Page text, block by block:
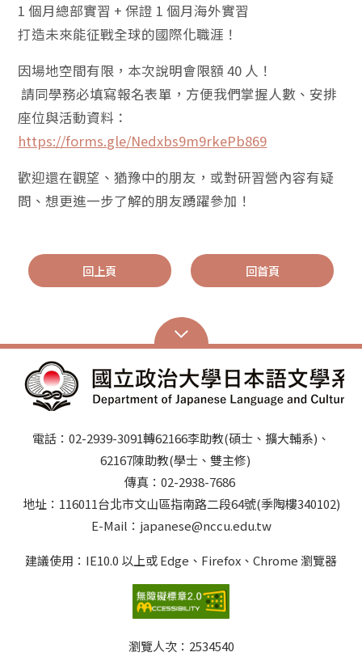
1 個月總部實習 + 保證 1 個月海外實習
打造未來能征戰全球的國際化職涯！
因場地空間有限，本次說明會限額 40 人！
請同學務必填寫報名表單，方便我們掌握人數、安排
座位與活動資料：
https://forms.gle/Nedxbs9m9rkePb869
歡迎還在觀望、猶豫中的朋友，或對研習營內容有疑
問、想更進一步了解的朋友踴躍參加！
回上頁 回首頁
電話：02-2939-3091轉62166李助教(碩士、擴大輔系)、
62167陳助教(學士、雙主修)
傳真：02-2938-7686
地址：116011台北市文山區指南路二段64號(季陶樓340102)
E-Mail：japanese@nccu.edu.tw
建議使用：IE10.0 以上或 Edge、Firefox、Chrome 瀏覽器
瀏覽人次： 2534540